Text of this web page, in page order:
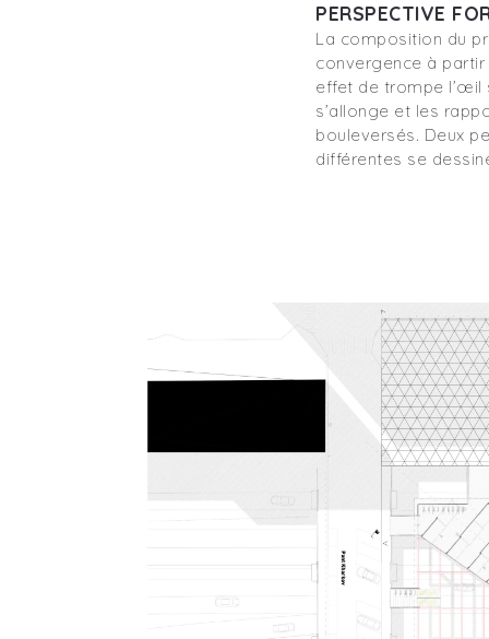
PERSPECTIVE
La composition du
convergence à partir
effet de trompe l’œil
s’allonge et les
bouleversés. Deux
différentes se